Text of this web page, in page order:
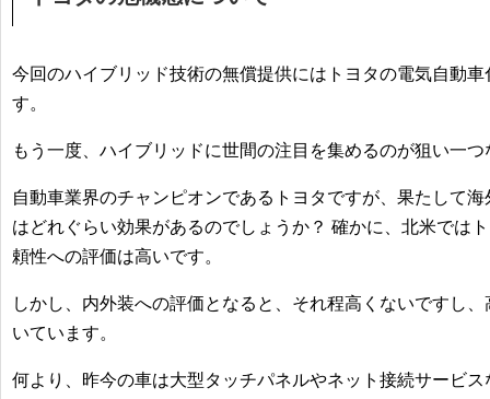
今回のハイブリッド技術の無償提供にはトヨタの電気自動
す。
もう一度、ハイブリッドに世間の注目を集めるのが狙い一
自動車業界のチャンピオンであるトヨタですが、果たして
はどれぐらい効果があるのでしょうか？ 確かに、北米では
頼性への評価は高いです。
しかし、内外装への評価となると、それ程高くないですし
いています。
何より、昨今の車は大型タッチパネルやネット接続サービ